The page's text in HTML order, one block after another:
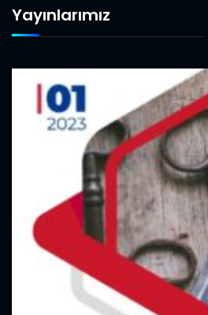
Yayınlarımız